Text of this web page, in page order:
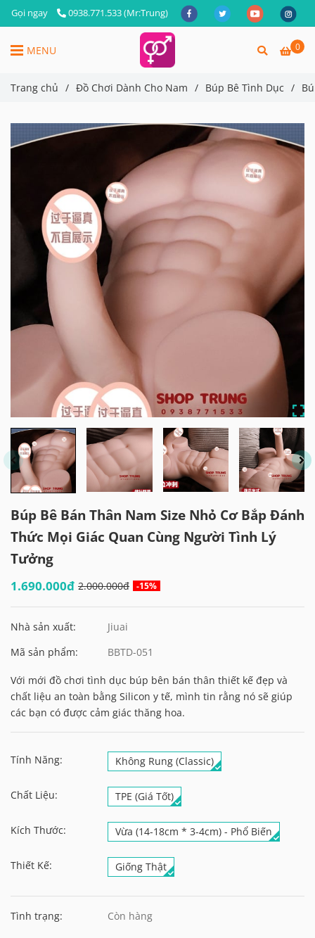
Gọi ngay 0938.771.533 (Mr:Trung)
0
MENU
Trang chủ / Đồ Chơi Dành Cho Nam / Búp Bê Tình Dục /
Búp Bê Bán Thân Nam Size Nhỏ Cơ Bắp Đánh
Thức Mọi Giác Quan Cùng Người Tình Lý
Tưởng
1.690.000đ 2.000.000đ -15%
Nhà sản xuất:
Jiuai
Mã sản phẩm:
BBTD-051
Với mới đồ chơi tình dục búp bên bán thân thiết kế đẹp và
chất liệu an toàn bằng Silicon y tế, mình tin rằng nó sẽ giúp
các bạn có được cảm giác thăng hoa.
Tính Năng: Không Rung (Classic)
Chất Liệu: TPE (Giá Tốt)
Kích Thước: Vừa (14-18cm * 3-4cm) - Phổ Biến
Thiết Kế: Giống Thật
Tình trạng: Còn hàng